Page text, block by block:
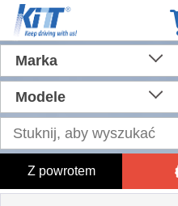
Marka
Modele
Z powrotem